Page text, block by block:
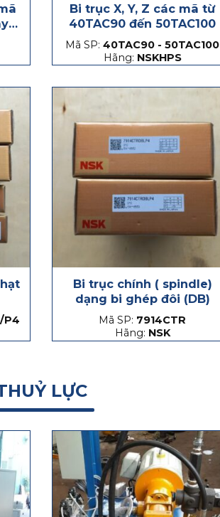
Bi trục X, Y, Z các mã từ
40TAC90 đến 50TAC100
Mã SP: 40TAC90 - 50TAC100
Hãng: NSKHPS
P4
Bi trục chính ( spindle)
dạng bi ghép đôi (DB)
Mã SP: 7914CTR
Hãng: NSK
LỰC